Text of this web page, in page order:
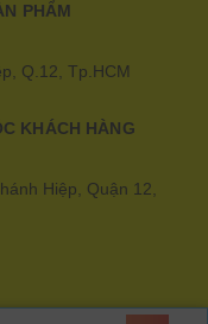
PHẨM
Q.12, Tp.HCM
KHÁCH HÀNG
Hiệp, Quận 12,